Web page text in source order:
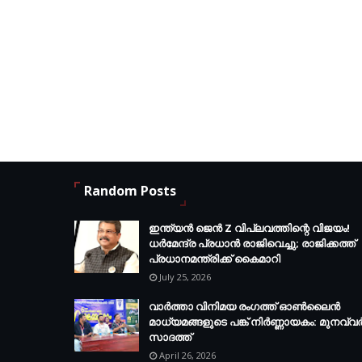
Random Posts
ഇന്ത്യൻ ജെൻ Z വിപ്ലവത്തിന്റെ വിജയം!
ധർമേന്ദ്ര പ്രധാൻ രാജിവെച്ചു; രാജിക്കത്ത്
പ്രധാനമന്ത്രിക്ക് കൈമാറി
July 25, 2026
വാർത്താ വിനിമയ രംഗത്ത് ഓൺലൈൻ
മാധ്യമങ്ങളുടെ പങ്ക് നിർണ്ണായകം:
സാദത്ത്
April 26, 2026